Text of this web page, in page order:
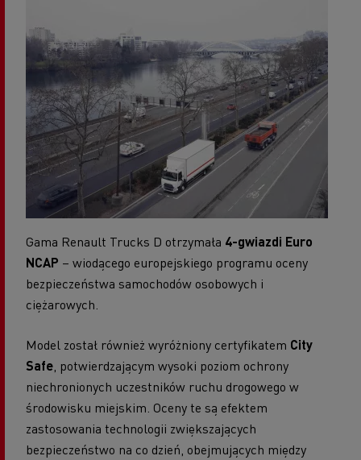
Gama Renault Trucks D otrzymała 4-gwiazdi Euro
NCAP – wiodącego europejskiego programu oceny
bezpieczeństwa samochodów osobowych i
ciężarowych.
Model został również wyróżniony certyfikatem City
Safe , potwierdzającym wysoki poziom ochrony
niechronionych uczestników ruchu drogowego w
środowisku miejskim. Oceny te są efektem
zastosowania technologii zwiększających
bezpieczeństwo na co dzień, obejmujących między